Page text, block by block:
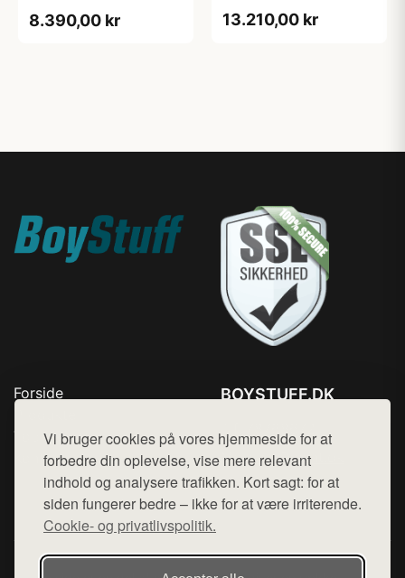
Vi bruger cookies på vores hjemmeside for at
forbedre din oplevelse, vise mere relevant
indhold og analysere trafikken. Kort sagt: for at
siden fungerer bedre – ikke for at være irriterende.
Cookie- og privatlivspolitik.
8.390,00 kr 13.210,00 kr
Forside
Top Rabatter
Kontakt
BOYSTUFF.DK
Mail: hej@want.dk
Cookie- og privatlivspolitik